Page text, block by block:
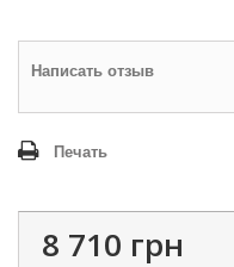
Написать отзыв
Печать
8 710 грн